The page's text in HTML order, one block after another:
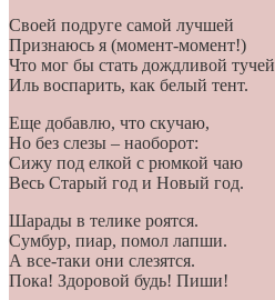
Своей подруге самой лучшей
Признаюсь я (момент-момент!)
Что мог бы стать дождливой тучей
Иль воспарить, как белый тент.
Еще добавлю, что скучаю,
Но без слезы – наоборот:
Сижу под елкой с рюмкой чаю
Весь Старый год и Новый год.
Шарады в телике роятся.
Сумбур, пиар, помол лапши.
А все-таки они слезятся.
Пока! Здоровой будь! Пиши!